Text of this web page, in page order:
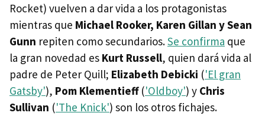
Rocket) vuelven a dar vida a los protagonistas
mientras que Michael Rooker, Karen Gillan y Sean
Gunn repiten como secundarios.Se confirma que
la gran novedad es Kurt Russell, quien dará vida al
padre de Peter Quill; Elizabeth Debicki ('El gran
Gatsby'), Pom Klementieff('Oldboy') y Chris
Sullivan ('The Knick') son los otros fichajes.